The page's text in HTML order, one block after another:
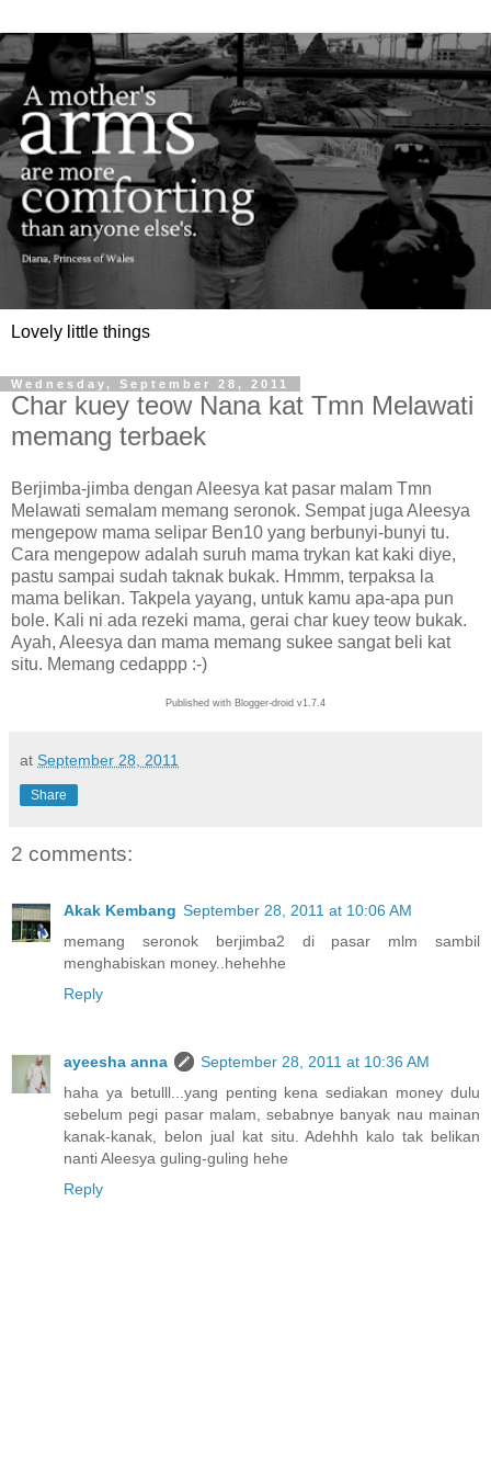
Lovely little things
Wednesday, September 28, 2011
Char kuey teow Nana kat Tmn Melawati
memang terbaek
Berjimba-jimba dengan Aleesya kat pasar malam Tmn
Melawati semalam memang seronok. Sempat juga Aleesya
mengepow mama selipar Ben10 yang berbunyi-bunyi tu.
Cara mengepow adalah suruh mama trykan kat kaki diye,
pastu sampai sudah taknak bukak. Hmmm, terpaksa la
mama belikan. Takpela yayang, untuk kamu apa-apa pun
bole. Kali ni ada rezeki mama, gerai char kuey teow bukak.
Ayah, Aleesya dan mama memang sukee sangat beli kat
situ. Memang cedappp :-)
Published with Blogger-droid v1.7.4
at September 28, 2011
Share
2 comments:
Akak Kembang September 28, 2011 at 10:06 AM
memang seronok berjimba2 di pasar mlm sambil
menghabiskan money..hehehhe
Reply
ayeesha anna
September 28, 2011 at 10:36 AM
haha ya betulll...yang penting kena sediakan money dulu
sebelum pegi pasar malam, sebabnye banyak nau mainan
kanak-kanak, belon jual kat situ. Adehhh kalo tak belikan
nanti Aleesya guling-guling hehe
Reply